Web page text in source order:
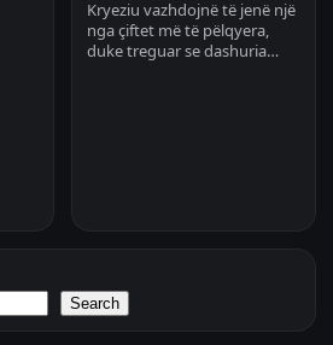
Kryeziu vazhdojnë të jenë një
nga çiftet më të pëlqyera,
duke treguar se dashuria…
Search